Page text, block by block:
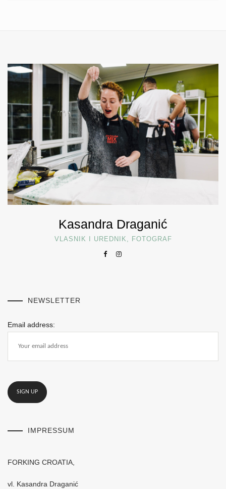
Kasandra Draganić
VLASNIK I UREDNIK, FOTOGRAF
NEWSLETTER
Email address:
IMPRESSUM
FORKING CROATIA,
vl. Kasandra Draganić